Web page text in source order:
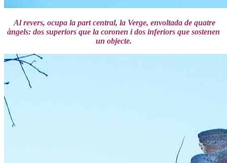
Al revers, ocupa la part central, la Verge, envoltada de quatre
àngels: dos superiors que la coronen i dos inferiors que sostenen
un objecte.